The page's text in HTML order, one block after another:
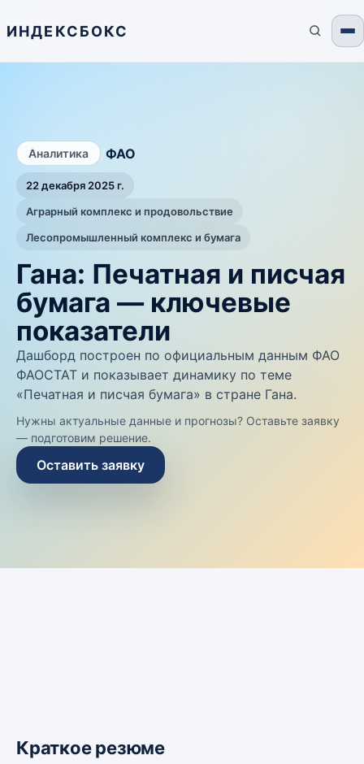
ИНДЕКСБОКС
Аналитика ФАО
22 декабря 2025 г.
Аграрный комплекс и продовольствие
Лесопромышленный комплекс и бумага
Гана: Печатная и писчая
бумага — ключевые
показатели
Дашборд построен по официальным данным ФАО
ФАОСТАТ и показывает динамику по теме
«Печатная и писчая бумага» в стране Гана.
Нужны актуальные данные и прогнозы? Оставьте заявку
— подготовим решение.
Оставить заявку
Краткое резюме